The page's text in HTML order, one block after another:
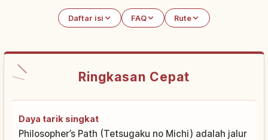
Daftar isi FAQ Rute
Ringkasan Cepat
Daya tarik singkat
Philosopher’s Path (Tetsugaku no Michi) adalah jalur